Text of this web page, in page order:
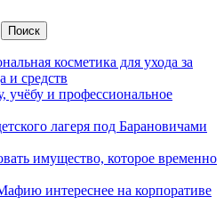
косметика для ухода за
и средств
учёбу и профессиональное
лагеря под Барановичами
имущество, которое временно
интереснее на корпоративе